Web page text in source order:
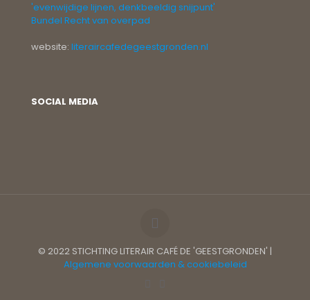
'evenwijdige lijnen, denkbeeldig snijpunt'
Bundel Recht van overpad
website: literaircafedegeestgronden.nl
SOCIAL MEDIA
© 2022 STICHTING LITERAIR CAFÉ DE 'GEESTGRONDEN' |
Algemene voorwaarden & cookiebeleid